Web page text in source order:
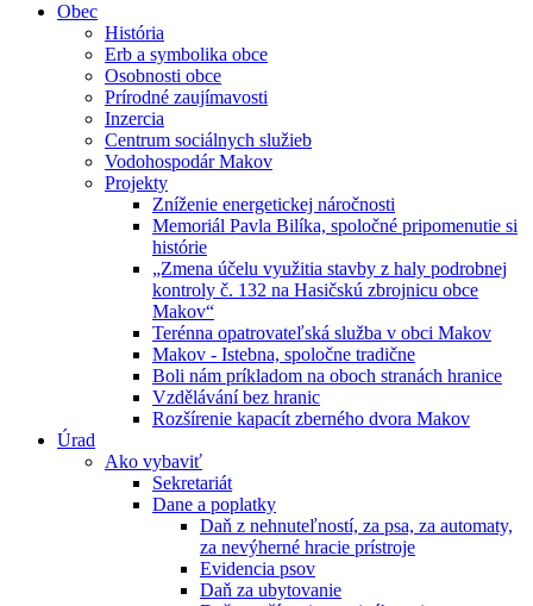
Obec
História
Erb a symbolika obce
Osobnosti obce
Prírodné zaujímavosti
Inzercia
Centrum sociálnych služieb
Vodohospodár Makov
Projekty
Zníženie energetickej náročnosti
Memoriál Pavla Bilíka, spoločné pripomenutie si
histórie
„Zmena účelu využitia stavby z haly podrobnej
kontroly č. 132 na Hasičskú zbrojnicu obce
Makov“
Terénna opatrovateľská služba v obci Makov
Makov - Istebna, spoločne tradične
Boli nám príkladom na oboch stranách hranice
Vzdělávání bez hranic
Rozšírenie kapacít zberného dvora Makov
Úrad
Ako vybaviť
Sekretariát
Dane a poplatky
Daň z nehnuteľností, za psa, za automaty,
za nevýherné hracie prístroje
Evidencia psov
Daň za ubytovanie